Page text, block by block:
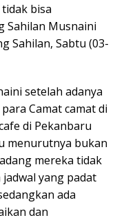
bisa
Sahilan Musnaini
Sahilan, Sabtu (03-
setelah adanya
Camat camat di
di Pekanbaru
menurutnya bukan
mereka tidak
yang padat
ada
dan